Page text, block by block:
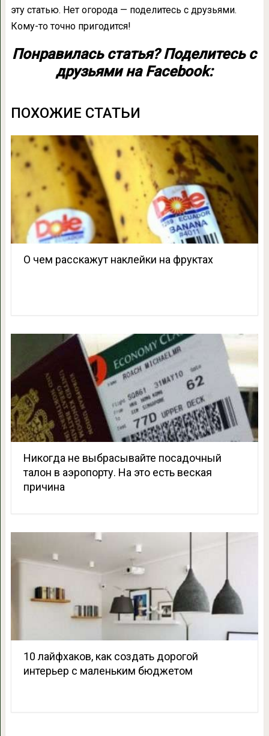
эту статью. Нет огорода — поделитесь с друзьями.
Кому-то точно пригодится!
Понравилась статья? Поделитесь с
друзьями на Facebook:
ПОХОЖИЕ СТАТЬИ
О чем расскажут наклейки на фруктах
Никогда не выбрасывайте посадочный
талон в аэропорту. На это есть веская
причина
10 лайфхаков, как создать дорогой
интерьер с маленьким бюджетом